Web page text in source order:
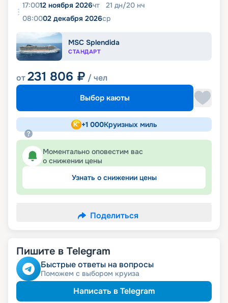
17:0012 ноября 2026чт 21 дн/20 нч
08:0002 декабря 2026ср
MSC Splendida
СТАНДАРТ
от231 806 ₽ / чел
Выбор каюты
+1 000Круизных миль
Моментально оповестим вас
о снижении цены
Узнать о снижении цены
Поделиться
Пишите в Telegram
Быстрые ответы на вопросы
Поможем с выбором круиза
Написать в Telegram